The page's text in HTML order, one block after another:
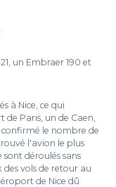
un Embraer 190 et
à Nice, ce qui
de Paris, un de Caen,
confirmé le nombre de
l'avion le plus
déroulés sans
vols de retour au
de Nice dû